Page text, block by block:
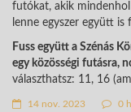
futókat, akik
lenne egyszer együtt is
Fuss együtt a Szénás
egy közösségi futásra,
választhatsz: 11, 16
14 nov. 2023 0